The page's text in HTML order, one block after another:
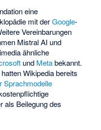
eine
mit derGoogle-
Vereinbarungen
Mistral AI und
ähnliche
und Metabekannt.
Wikipedia bereits
Sprachmodelle
als Beilegung des